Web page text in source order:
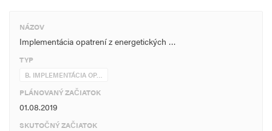
NÁZOV
Implementácia opatrení z energetických …
TYP
B. IMPLEMENTÁCIA OP…
PLÁNOVANÝ ZAČIATOK
01.08.2019
SKUTOČNÝ ZAČIATOK